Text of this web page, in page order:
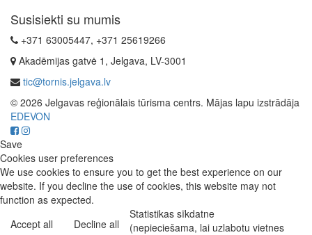
Susisiekti su mumis
+371 63005447, +371 25619266
Akadēmijas gatvė 1, Jelgava, LV-3001
tic@tornis.jelgava.lv
© 2026 Jelgavas reģionālais tūrisma centrs. Mājas lapu izstrādāja
EDEVON
Save
Cookies user preferences
We use cookies to ensure you to get the best experience on our
website. If you decline the use of cookies, this website may not
function as expected.
Accept all
Decline all
Statistikas sīkdatne
(nepieciešama, lai uzlabotu vietnes